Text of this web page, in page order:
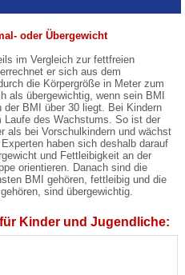
oder Übergewicht
im Vergleich zur fettfreien
er sich aus dem
die Körpergröße in Meter zum
als übergewichtig, wenn sein BMI
BMI über 30 liegt. Bei Kindern
Laufe des Wachstums. So ist der
als bei Vorschulkindern und wächst
haben sich deshalb darauf
und Fettleibigkeit an der
orientieren. Danach sind die
BMI gehören, fettleibig und die
sind übergewichtig.
Kinder und Jugendliche: